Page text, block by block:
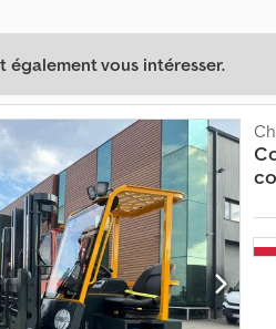
également vous intéresser.